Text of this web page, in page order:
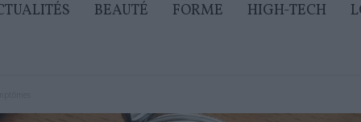
BEAUTÉ FORME HIGH-TECH